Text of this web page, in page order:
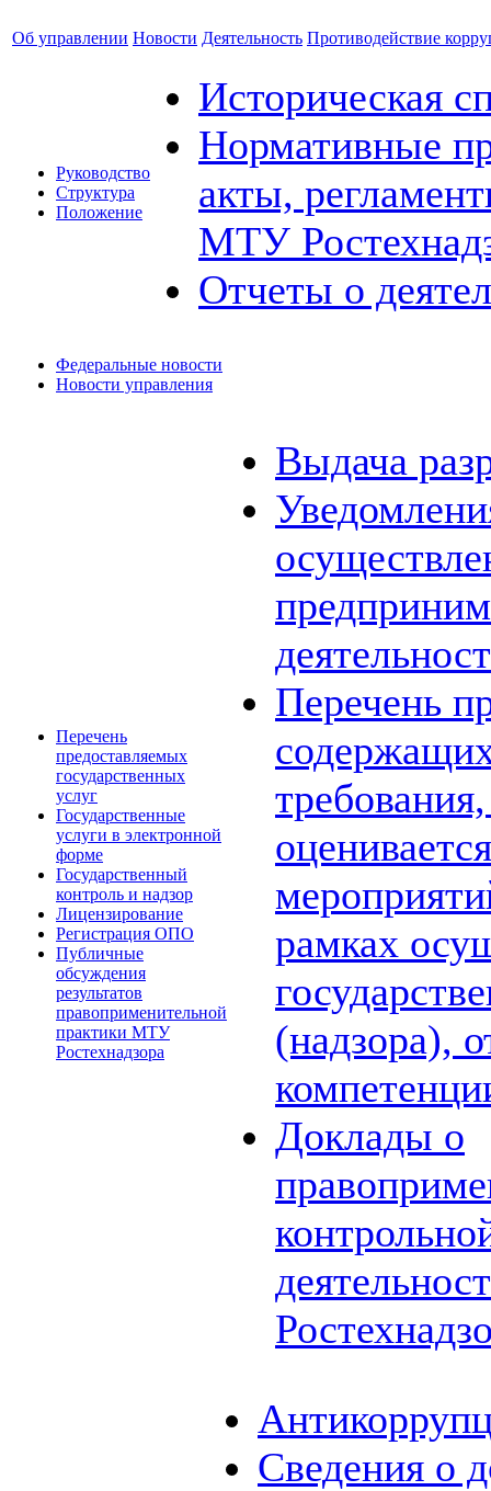
Об управлении Новости Деятельность Противодействие
Руководство
Структура
Положение
Историческая
Нормативные
акты,
МТУ
Отчеты о
Федеральные новости
Новости управления
Перечень
предоставляемых
государственных
услуг
Государственные
услуги в электронной
форме
Государственный
контроль и надзор
Лицензирование
Регистрация ОПО
Публичные
обсуждения
результатов
правоприменительной
практики МТУ
Ростехнадзора
Выдача
Перечень
рамках
(надзора),
Доклады о
Сведения о